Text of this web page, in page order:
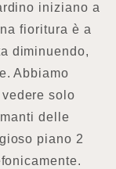
iniziano a
fioritura è a
diminuendo,
Abbiamo
solo
delle
piano 2